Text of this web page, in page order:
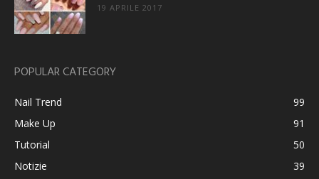
19 APRILE 2017
POPULAR CATEGORY
Nail Trend
99
Make Up
91
Tutorial
50
Notizie
39